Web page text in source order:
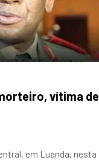
vítima de
em Luanda, nesta